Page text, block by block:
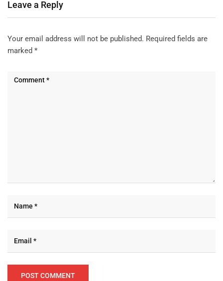
Leave a Reply
Your email address will not be published. Required fields are
marked *